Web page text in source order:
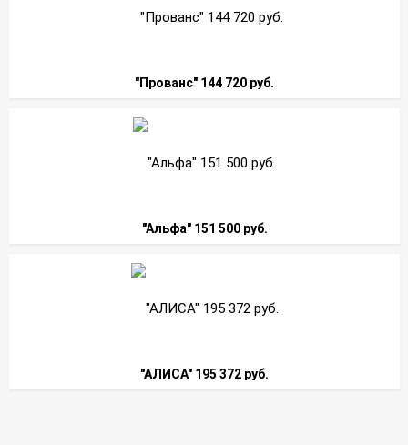
"Прованс" 144 720 руб.
"Альфа" 151 500 руб.
"АЛИСА" 195 372 руб.